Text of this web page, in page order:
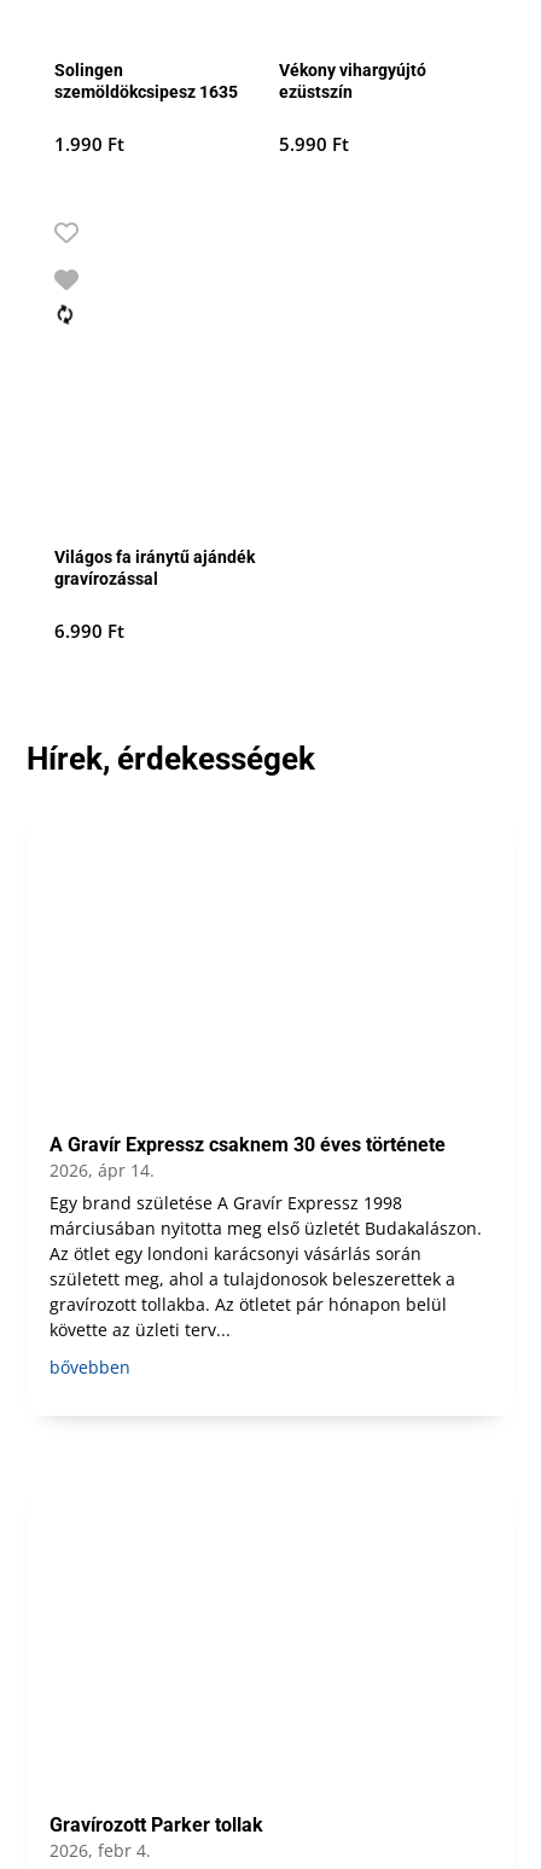
Solingen
szemöldökcsipesz 1635
1.990 Ft
Vékony vihargyújtó
ezüstszín
5.990 Ft
Világos fa iránytű ajándék
gravírozással
6.990 Ft
Hírek, érdekességek
A Gravír Expressz csaknem 30 éves története
2026, ápr 14.
Egy brand születése A Gravír Expressz 1998
márciusában nyitotta meg első üzletét Budakalászon.
Az ötlet egy londoni karácsonyi vásárlás során
született meg, ahol a tulajdonosok beleszerettek a
gravírozott tollakba. Az ötletet pár hónapon belül
követte az üzleti terv...
bővebben
Gravírozott Parker tollak
2026, febr 4.